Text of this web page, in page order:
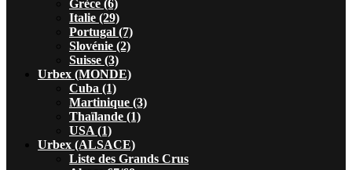
Grèce (6)
Italie (29)
Portugal (7)
Slovénie (2)
Suisse (3)
Urbex (MONDE)
Cuba (1)
Martinique (3)
Thaïlande (1)
USA (1)
Urbex (ALSACE)
Liste des Grands Crus